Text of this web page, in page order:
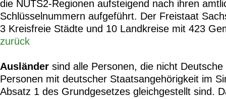
die NUTS2-Regionen aufsteigend nach ihren
Schlüsselnummern aufgeführt. Der Freistaat
3 Kreisfreie Städte und 10 Landkreise mit 423
zurück
Ausländer sind alle Personen, die nicht
Personen mit deutscher Staatsangehörigkeit im
Absatz 1 des Grundgesetzes gleichgestellt sind.